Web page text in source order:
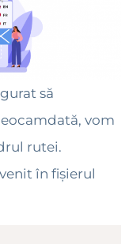
să
vom
rutei.
în fișierul